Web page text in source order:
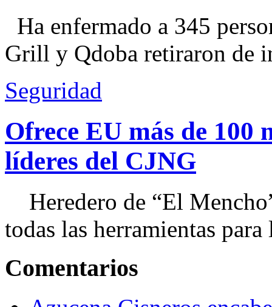
Ha enfermado a 345
Grill y Qdoba retiraron de
Seguridad
Ofrece EU más de 100
líderes del CJNG
Heredero de “El
todas las herramientas
Comentarios